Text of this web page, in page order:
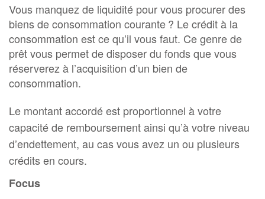
Vous manquez de liquidité pour vous procurer des
biens de consommation courante ? Le crédit à la
consommation est ce qu’il vous faut. Ce genre de
prêt vous permet de disposer du fonds que vous
réserverez à l’acquisition d’un bien de
consommation.
Le montant accordé est proportionnel à votre
capacité de remboursement ainsi qu’à votre niveau
d’endettement, au cas vous avez un ou plusieurs
crédits en cours.
Focus